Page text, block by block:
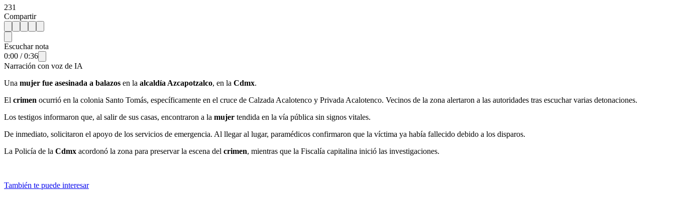
231
Compartir
Escuchar nota
0:00 /0:36
Narración con voz de IA
Una mujer fue asesinada a balazos en la alcaldía Azcapotzalco, en la Cdmx.
El crimen ocurrió en la colonia Santo Tomás, específicamente en el cruce de Calzada Acalotenco y Privada Acalotenco. Vecinos de la zona alertaron a las autoridades tras escuchar varias detonaciones.
Los testigos informaron que, al salir de sus casas, encontraron a la mujer tendida en la vía pública sin signos vitales.
De inmediato, solicitaron el apoyo de los servicios de emergencia. Al llegar al lugar, paramédicos confirmaron que la víctima ya había fallecido debido a los disparos.
La Policía de la Cdmx acordonó la zona para preservar la escena del crimen, mientras que la Fiscalía capitalina inició las investigaciones.
También te puede interesar